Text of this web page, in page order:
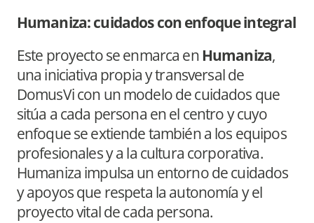
Humaniza: cuidados con enfoque integral
Este proyecto se enmarca en Humaniza,
una iniciativa propia y transversal de
DomusVi con un modelo de cuidados que
sitúa a cada persona en el centro y cuyo
enfoque se extiende también a los equipos
profesionales y a la cultura corporativa.
Humaniza impulsa un entorno de cuidados
y apoyos que respeta la autonomía y el
proyecto vital de cada persona.